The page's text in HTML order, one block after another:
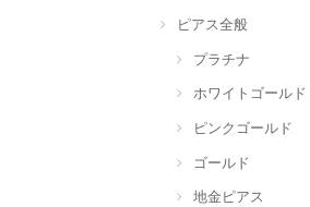
ピアス全般
プラチナ
ホワイトゴールド
ピンクゴールド
ゴールド
地金ピアス